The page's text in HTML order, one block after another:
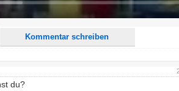
Kommentar schreiben
wenn auf dieser Seite weitere Kommentare erscheinen.
du?